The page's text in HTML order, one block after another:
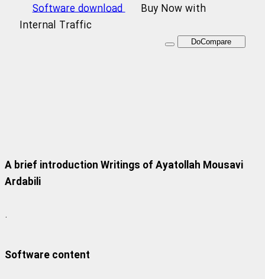
Software download
Buy Now with
Internal Traffic
DoCompare
A brief introduction Writings of Ayatollah Mousavi
Ardabili
.
Software content